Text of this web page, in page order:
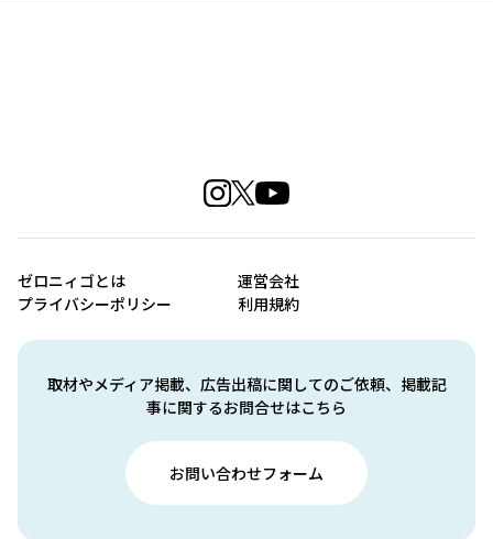
取材やメディア掲載、広告出稿に関してのご依頼、掲載記
事に関するお問合せはこちら
お問い合わせフォーム
ゼロニィゴとは
運営会社
プライバシーポリシー
利用規約